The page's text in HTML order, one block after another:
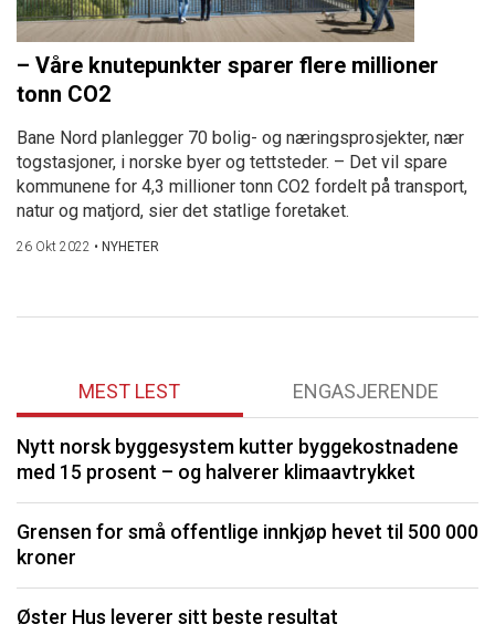
– Våre knutepunkter sparer flere millioner
tonn CO2
Bane Nord planlegger 70 bolig- og næringsprosjekter, nær
togstasjoner, i norske byer og tettsteder. – Det vil spare
kommunene for 4,3 millioner tonn CO2 fordelt på transport,
natur og matjord, sier det statlige foretaket.
26 Okt 2022 • NYHETER
MEST LEST ENGASJERENDE
Nytt norsk byggesystem kutter byggekostnadene
med 15 prosent – og halverer klimaavtrykket
Grensen for små offentlige innkjøp hevet til 500 000
kroner
Øster Hus leverer sitt beste resultat